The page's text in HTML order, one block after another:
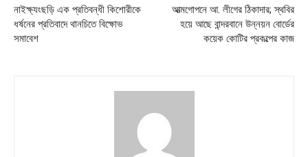
নাইক্ষ্যংছড়ি এক প্রতিবন্ধী কিশোরীকে
ধর্ষনের প্রতিবাদে থানচিতে বিক্ষোভ
সমাবেশ
আত্মগোপনে আ. লীগের ঠিকাদার; স্থবির
হয়ে আছে বান্দরবানে উন্নয়ন বোর্ডের
কয়েক কোটির প্রকল্পের কাজ